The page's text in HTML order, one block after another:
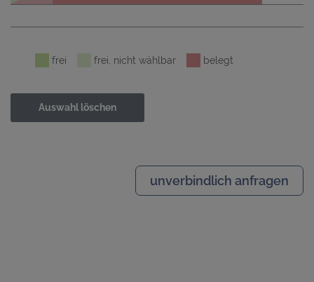
frei frei, nicht wählbar belegt
Auswahl löschen
unverbindlich anfragen